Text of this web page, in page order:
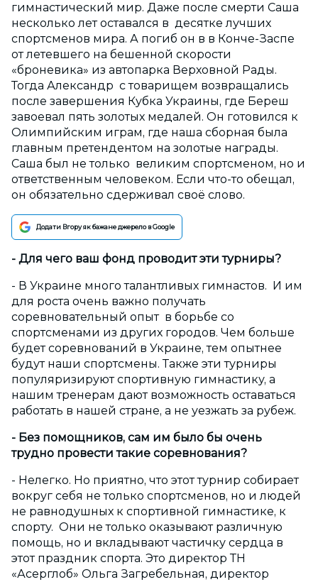
гимнастический мир. Даже после смерти Саша
несколько лет оставался в десятке лучших
спортсменов мира. А погиб он в в Конче-Заспе
от летевшего на бешенной скорости
«броневика» из автопарка Верховной Рады.
Тогда Александр с товарищем возвращались
после завершения Кубка Украины, где Береш
завоевал пять золотых медалей. Он готовился к
Олимпийским играм, где наша сборная была
главным претендентом на золотые награды.
Саша был не только великим спортсменом, но и
ответственным человеком. Если что-то обещал,
он обязательно сдерживал своё слово.
Додати Вгору як бажане джерело в Google
- Для чего ваш фонд проводит эти турниры?
- В Украине много талантливых гимнастов. И им
для роста очень важно получать
соревновательный опыт в борьбе со
спортсменами из других городов. Чем больше
будет соревнований в Украине, тем опытнее
будут наши спортсмены. Также эти турниры
популяризируют спортивную гимнастику, а
нашим тренерам дают возможность оставаться
работать в нашей стране, а не уезжать за рубеж.
- Без помощников, сам им было бы очень
трудно провести такие соревнования?
- Нелегко. Но приятно, что этот турнир собирает
вокруг себя не только спортсменов, но и людей
не равнодушных к спортивной гимнастике, к
спорту. Они не только оказывают различную
помощь, но и вкладывают частичку сердца в
этот праздник спорта. Это директор ТН
«Асерглоб» Ольга Загребельная, директор